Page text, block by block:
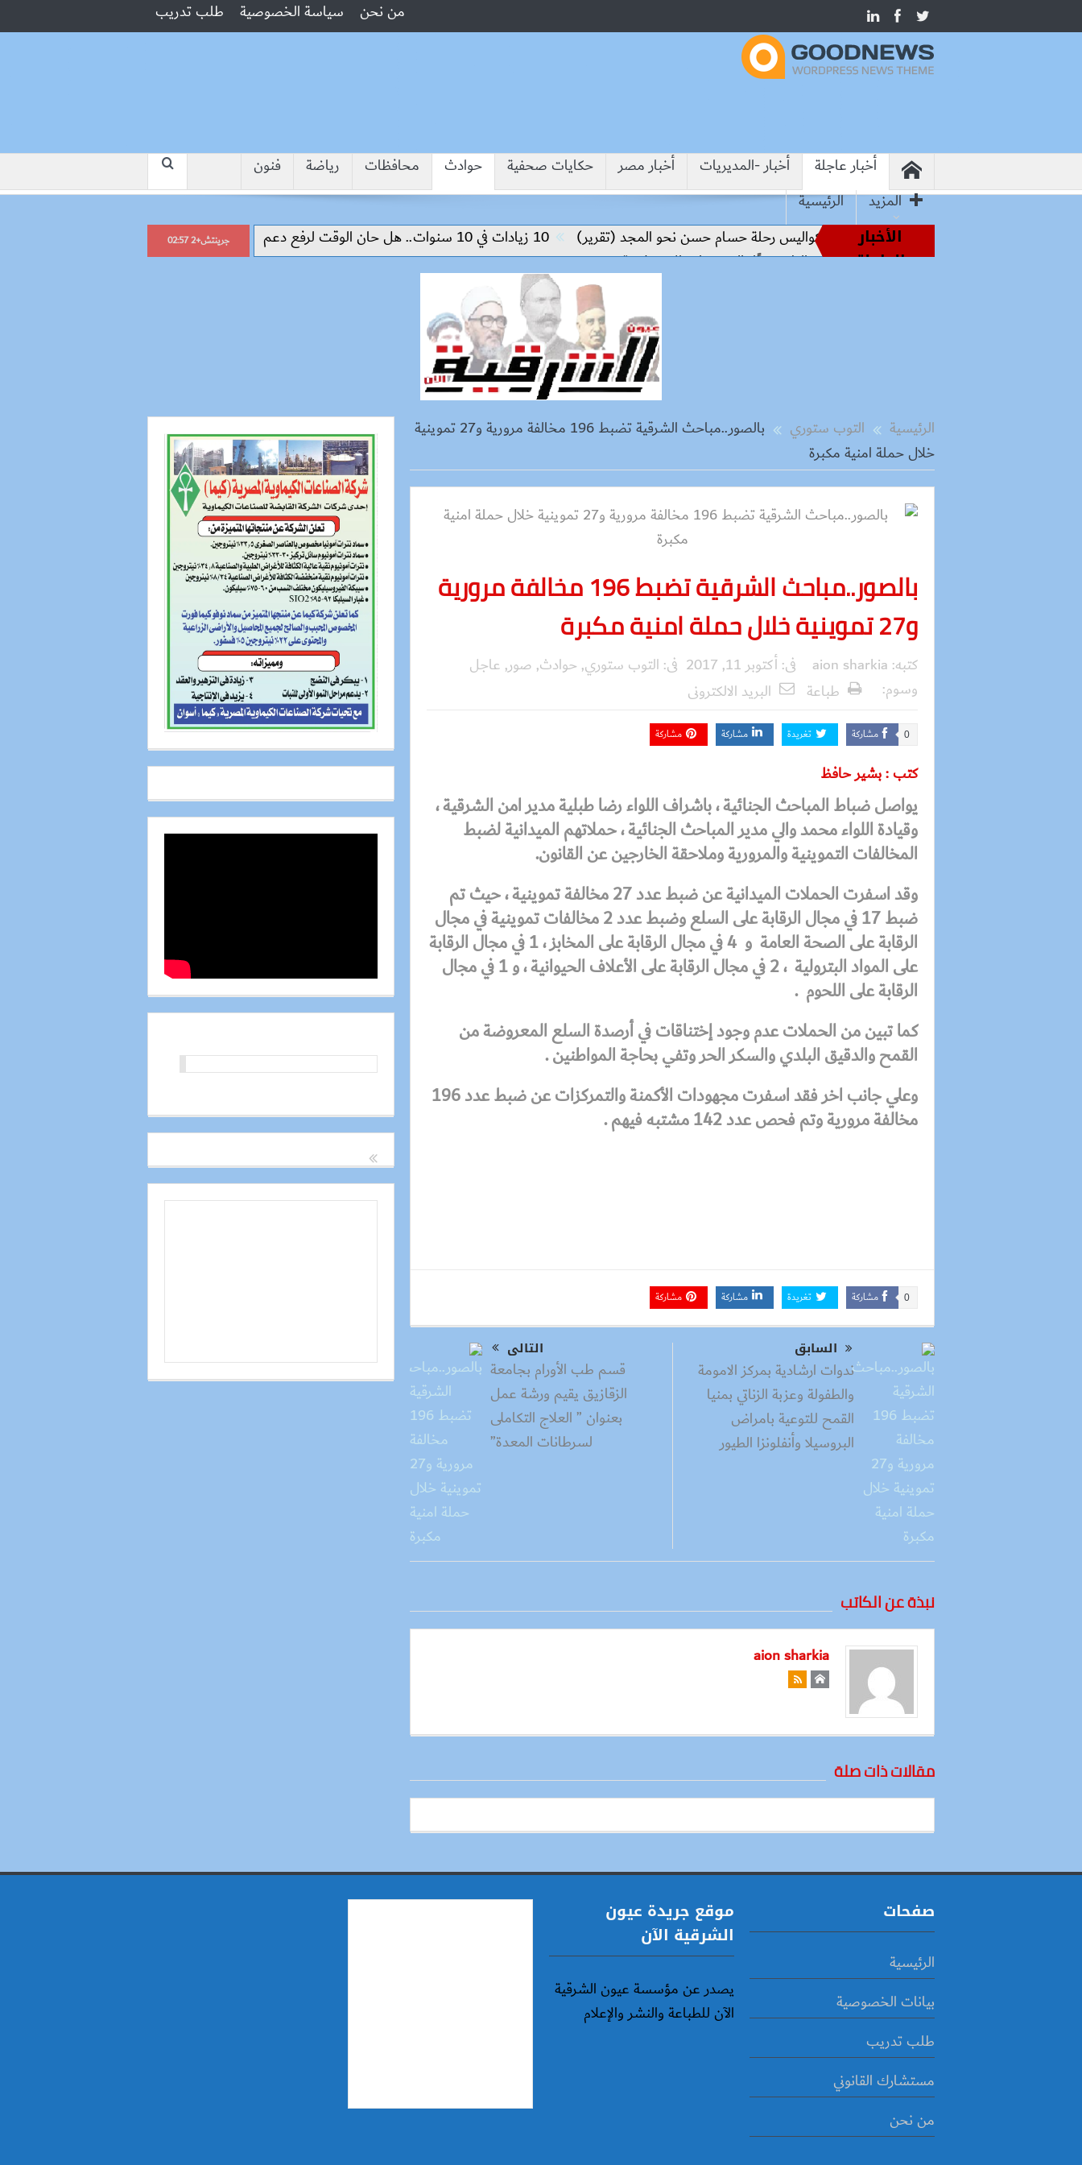
من نحن سياسة الخصوصية طلب تدريب
أخبار عاجلة أخبار -المديريات أخبار مصر حكايات صحفية حوادث محافظات رياضة
فنون
المزيد
الرئيسية
الأخبار
العاجلة
من أساطير الملاعب إلى قيادة الفراعنة.. كواليس رحلة حسام حسن نحو المجد (تقرير) 10 زيادات في 10 سنوات.. هل حان الوقت لرفع دعم البنزين نهائيا؟
“جبروت امرأة”.. مارست الرذيلة
خفض سعر السكر الحر إلى 25 جنيهًا.. بدء الطرح غدًا بالمجمعات الاستهلاكية
جرينتش+2 02:57
الرئيسية التوب ستوري
بالصور..مباحث الشرقية تضبط 196 مخالفة مرورية و27 تموينية
خلال حملة امنية مكبرة
بالصور..مباحث الشرقية تضبط 196 مخالفة مرورية
و27 تموينية خلال حملة امنية مكبرة
كتبه: aion sharkia فى:أكتوبر 11, 2017 فى: التوب ستوري, حوادث, صور, عاجل
وسوم:
طباعة البريد الالكترونى
مشاركة 0 تغريدة مشاركة مشاركة
كتب : بشير حافظ
يواصل ضباط المباحث الجنائية ، باشراف اللواء رضا طبلية مدير امن الشرقية ،
وقيادة اللواء محمد والي مدير المباحث الجنائية ، حملاتهم الميدانية لضبط
المخالفات التموينية والمرورية وملاحقة الخارجين عن القانون.
وقد اسفرت الحملات الميدانية عن ضبط عدد 27 مخالفة تموينية ، حيث تم
ضبط 17 في مجال الرقابة على السلع وضبط عدد 2 مخالفات تموينية في مجال
الرقابة على الصحة العامة و 4 في مجال الرقابة على المخابز ، 1 في مجال الرقابة
على المواد البترولية ، 2 في مجال الرقابة على الأعلاف الحيوانية ، و 1 في مجال
الرقابة على اللحوم .
كما تبين من الحملات عدم وجود إختناقات في أرصدة السلع المعروضة من
القمح والدقيق البلدي والسكر الحر وتفي بحاجة المواطنين .
وعلي جانب اخر فقد اسفرت مجهودات الأكمنة والتمركزات عن ضبط عدد 196
مخالفة مرورية وتم فحص عدد 142 مشتبه فيهم .
مشاركة 0 تغريدة مشاركة مشاركة
السابق
ندوات ارشادية بمركز الامومة
والطفولة وعزبة الزناتي بمنيا
القمح للتوعية بامراض
البروسيلا وأنفلونزا الطيور
التالى
قسم طب الأورام بجامعة
الزقازيق يقيم ورشة عمل
بعنوان ” العلاج التكاملى
لسرطانات المعدة”
نبذة عن الكاتب
aion sharkia
مقالات ذات صلة
صفحات
الرئيسية
بيانات الخصوصية
طلب تدريب
مستشارك القانوني
من نحن
موقع جريدة عيون
الشرقية الآن
يصدر عن مؤسسة عيون الشرقية
الآن للطباعة والنشر والإعلام